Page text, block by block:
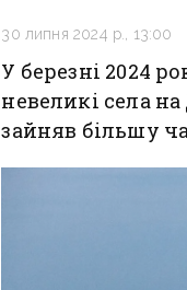
30 липня 2024 р., 13:00
У березні 2024
невеликі села
зайняв більшу